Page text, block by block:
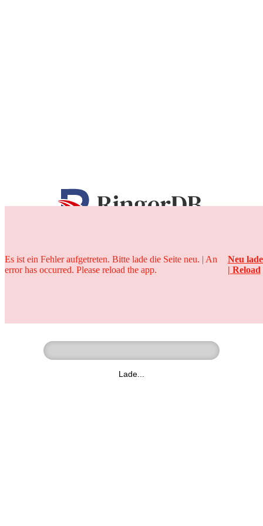
25 Jahre
Lade...
Es ist ein Fehler aufgetreten. Bitte lade die Seite neu. | An
error has occurred. Please reload the app.
Neu
| Reload